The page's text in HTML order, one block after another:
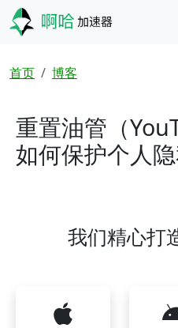
跳转到主要内容
面包屑
首页 博客
重置油管（
如何保护个人隐
我们精心打